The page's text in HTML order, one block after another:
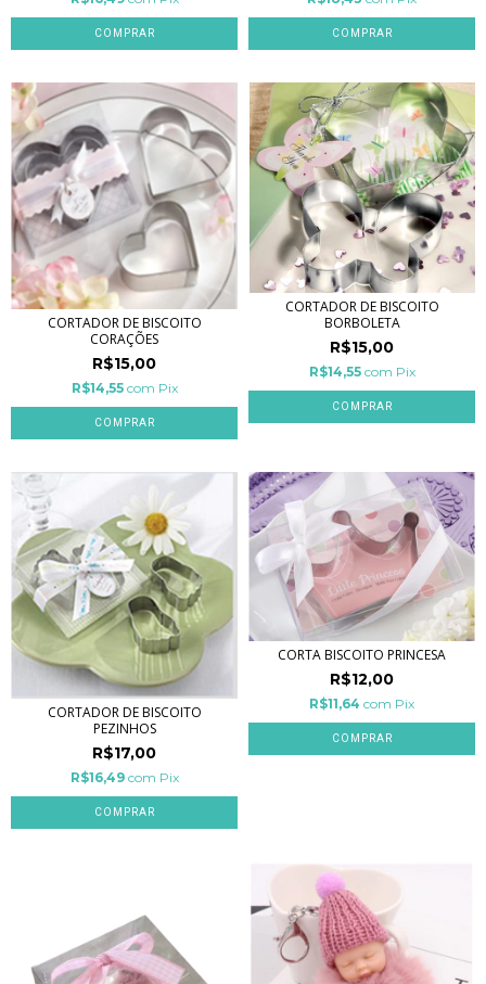
CORTADOR DE BISCOITO
CORAÇÕES
R$15,00
R$14,55 com Pix
CORTADOR DE BISCOITO
BORBOLETA
R$15,00
R$14,55 com Pix
CORTADOR DE BISCOITO
PEZINHOS
R$17,00
R$16,49 com Pix
CORTA BISCOITO PRINCESA
R$12,00
R$11,64 com Pix